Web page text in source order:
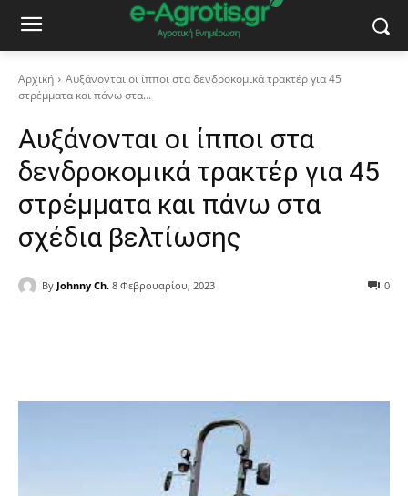
Αρχική
Αυξάνονται οι ίπποι στα δενδροκομικά τρακτέρ για 45
στρέμματα και πάνω στα...
Αυξάνονται οι ίπποι στα
δενδροκομικά τρακτέρ για 45
στρέμματα και πάνω στα
σχέδια βελτίωσης
By Johnny Ch. 8 Φεβρουαρίου, 2023 0